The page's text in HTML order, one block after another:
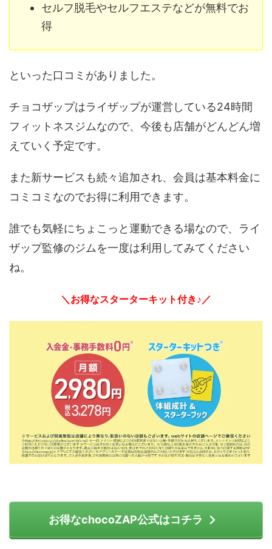
セルフ脱毛やセルフエステなどが無料でお
得
といった口コミがありました。
チョコザップはライザップが運営している24時間
フィットネスジムなので、今後も店舗がどんどん増
えていく予定です。
また新サービスも続々追加され、会員は基本料金に
コミコミなのでお得に利用できます。
誰でも気軽にちょこっと運動できる場なので、ライ
ザップ監修のジムを一度は利用してみてください
ね。
＼お得なスターターキット付き♪／
お得なchocoZAP公式はコチラ